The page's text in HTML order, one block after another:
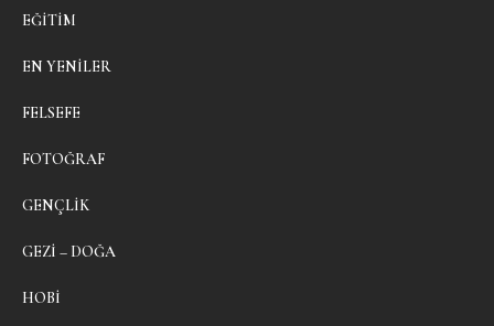
EĞITIM
EN YENILER
FELSEFE
FOTOĞRAF
GENÇLIK
GEZI – DOĞA
HOBI